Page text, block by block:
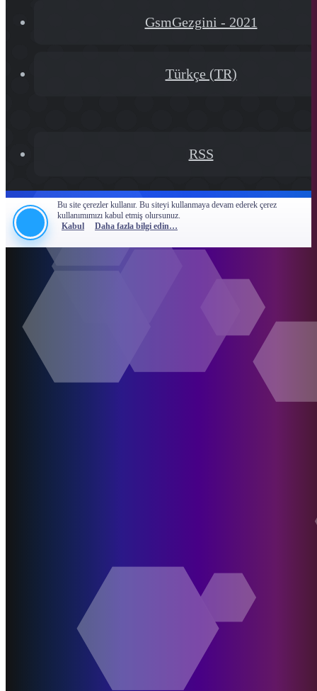
GsmGezgini - 2021
Türkçe (TR)
RSS
Bu site çerezler kullanır. Bu siteyi kullanmaya devam ederek çerez
kullanımımızı kabul etmiş olursunuz.
Kabul
Daha fazla bilgi edin…